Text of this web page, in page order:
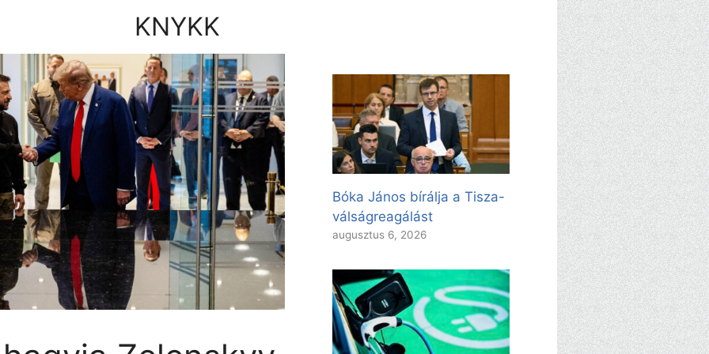
KNYKK
Bóka János bírálja a Tisza-
válságreagálást
augusztus 6, 2026